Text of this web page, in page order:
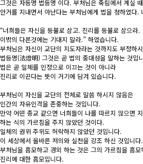
그것은 자등명 법등명 이다. 부처님은 죽림에서 계실 때
안거를 지내면서 아난다는 부처님에게 법을 청하였다.
“너희들은 자신을 등불로 삼고. 진리를 등불로 삼으라.
이밖의 다른것에는 기대지 말라.” 하였습니다.
부처님은 자신이 교단의 지도자라는 것까지도 부정하
법등명(法燈明) 그것은 곧 법의 중대성을 말하는 것입
법은 곧 일체를 인정으로 이끄는 것이 아니라
진리로 이끈다는 뜻이 거기에 담겨 있습니다.
부처님이 자신을 교단의 전체로 말씀 하시지 않음은
인간의 자유인격을 존중하는 것입니다.
만약 어떤 종교 같으면 너희들이 나를 따르지 않으면
하는 식의 가르침을 주지 않았던 것이다.
일체의 권위 주위도 허락하지 않았던 것입니다.
이 세상에서 올바른 저의와 실천을 강조 하신 것입니다.
부처님을 흠모하고 경외 하는 것은 그의 가르침을 흠모
진리에 대한 흠모입니다.